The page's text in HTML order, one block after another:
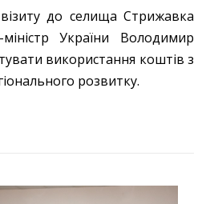
до селища Стрижавка
міністр України Володимир
використання коштів з
розвитку.